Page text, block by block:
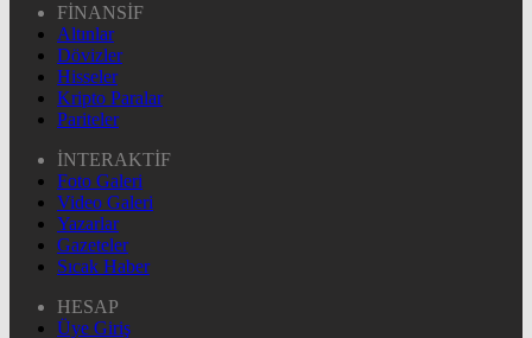
FİNANSİF
Altınlar
Dövizler
Hisseler
Kripto Paralar
Pariteler
İNTERAKTİF
Foto Galeri
Video Galeri
Yazarlar
Gazeteler
Sıcak Haber
HESAP
Üye Giriş